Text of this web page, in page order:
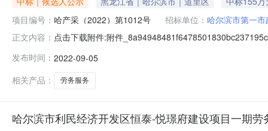
项目编号： 哈产采（2022）第1012号 招标单位： 哈尔滨市第一
正文内容： 点击下载附件:附件
目一期劳务服务采购项目第四包：1、中标候选人基本情
发布时间： 2022-09-05
相关产品：
劳务服务
哈尔滨市利民经济开发区恒泰-悦璟府建设项目一期